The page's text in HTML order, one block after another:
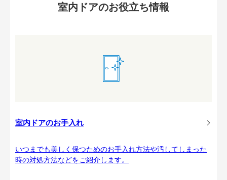
室内ドアのお役立ち情報
室内ドアのお手入れ
いつまでも美しく保つためのお手入れ方法や汚してしまった
時の対処方法などをご紹介します。